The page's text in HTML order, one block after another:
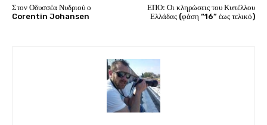
Στον Οδυσσέα Νυδριού ο
Corentin Johansen
ΕΠΟ: Οι κληρώσεις του Κυπέλλου
Ελλάδας (φάση “16” έως τελικό)